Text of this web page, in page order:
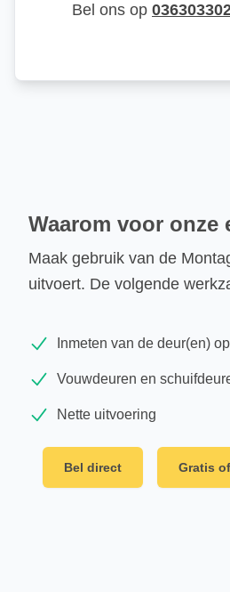
Bel ons op
Waarom voor
Maak gebruik van de
uitvoert. De volgende
Inmeten van de deur(en)
Vouwdeuren en
Nette uitvoering
Bel direct Gratis